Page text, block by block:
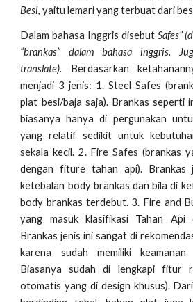
Besi, yaitu lemari yang terbuat dari
Dalam bahasa Inggris disebut Safes”
“brankas” dalam bahasa inggris.
translate). Berdasarkan
menjadi 3 jenis: 1. Steel Safes
plat besi/baja saja). Brankas seperti
biasanya hanya di pergunakan
yang relatif sedikit untuk
sekala kecil. 2. Fire Safes (brankas
dengan fiture tahan api).
ketebalan body brankas dan bila di
body brankas terdebut. 3. Fire and
yang masuk klasifikasi Tahan Api
Brankas jenis ini sangat di
karena sudah memiliki
Biasanya sudah di lengkapi fitur
otomatis yang di design khusus).